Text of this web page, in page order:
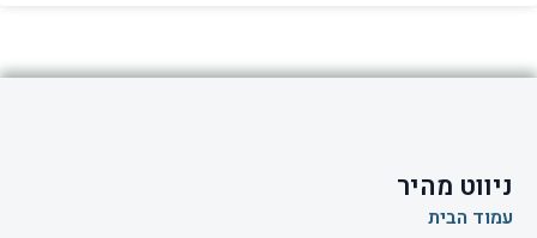
ניווט מהיר
עמוד הבית